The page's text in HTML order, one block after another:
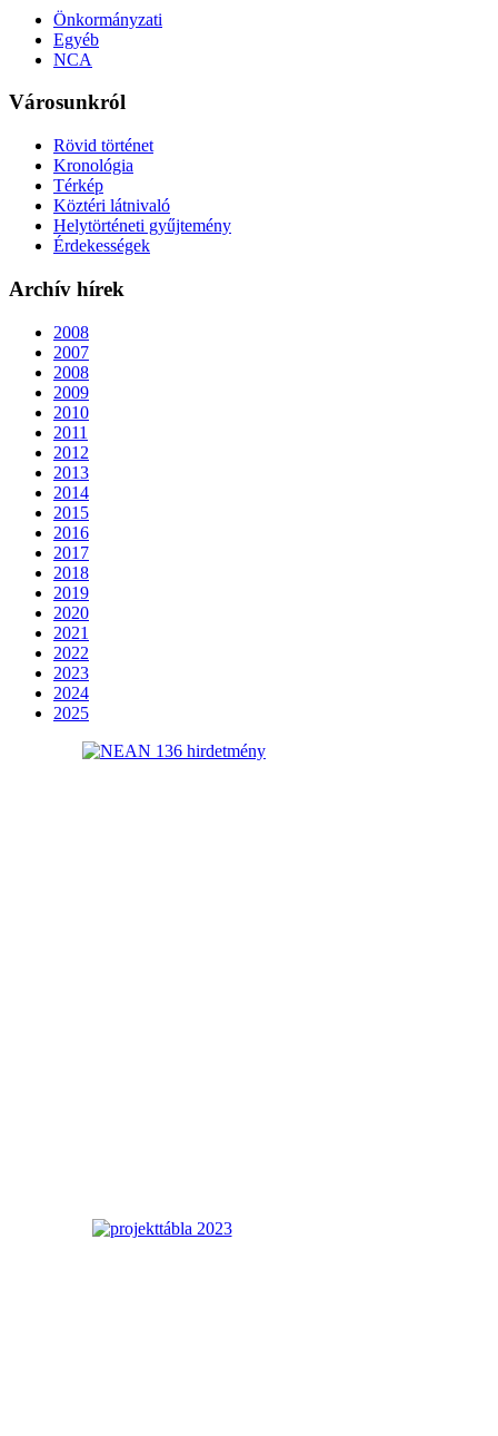
Önkormányzati
Egyéb
NCA
Városunkról
Rövid történet
Kronológia
Térkép
Köztéri látnivaló
Helytörténeti gyűjtemény
Érdekességek
Archív hírek
2008
2007
2008
2009
2010
2011
2012
2013
2014
2015
2016
2017
2018
2019
2020
2021
2022
2023
2024
2025